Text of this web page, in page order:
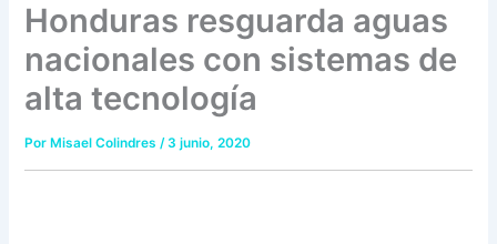
Honduras resguarda aguas
nacionales con sistemas de
alta tecnología
Por Misael Colindres/3 junio, 2020